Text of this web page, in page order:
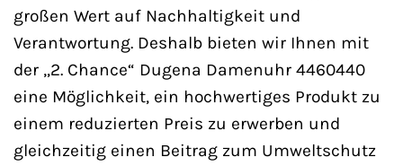
großen Wert auf Nachhaltigkeit und
Verantwortung. Deshalb bieten wir Ihnen mit
der „2. Chance“ Dugena Damenuhr 4460440
eine Möglichkeit, ein hochwertiges Produkt zu
einem reduzierten Preis zu erwerben und
gleichzeitig einen Beitrag zum Umweltschutz